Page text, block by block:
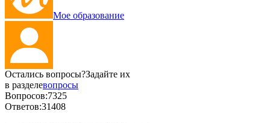
Мое образование
Остались вопросы?Задайте их
в разделевопросы
Вопросов:7325
Ответов:31408